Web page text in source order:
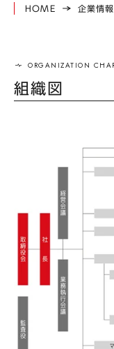
HOME 企業情報
組織図